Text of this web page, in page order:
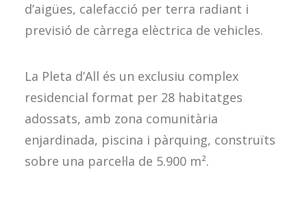
d’aigües, calefacció per terra radiant i
previsió de càrrega elèctrica de vehicles.
La Pleta d’All és un exclusiu complex
residencial format per 28 habitatges
adossats, amb zona comunitària
enjardinada, piscina i pàrquing, construïts
sobre una parcel·la de 5.900 m².